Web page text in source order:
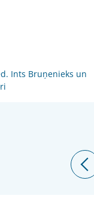
Ints Bruņenieks un